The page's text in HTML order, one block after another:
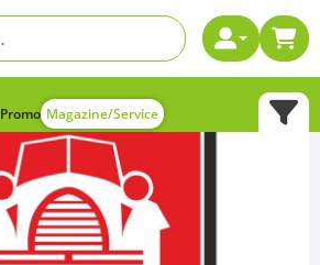
Promo Magazine/Service